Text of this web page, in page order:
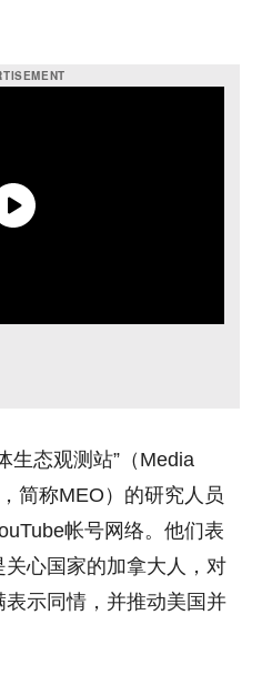
生态观测站”（Media
简称MEO）的研究人员
帐号网络。他们表
心国家的加拿大人，对
示同情，并推动美国并